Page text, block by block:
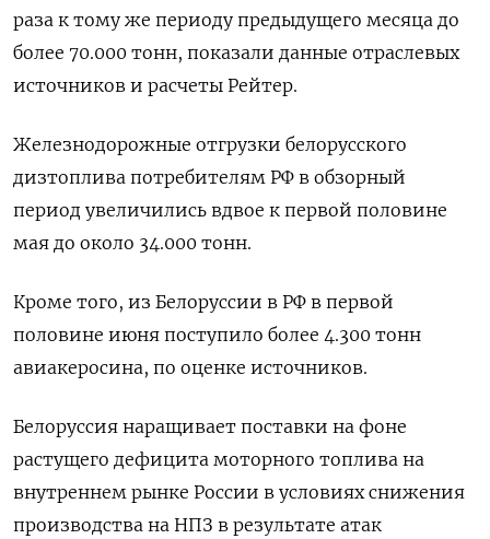
раза к тому же периоду предыдущего месяца до
более 70.000 ​тонн, показали данные отраслевых ​
источников и ​расчеты Рейтер.
Железнодорожные ⁠отгрузки белорусского
дизтоплива потребителям РФ в ‌обзорный
период увеличились вдвое ‌к первой половине
мая до около 34.000 тонн.
Кроме того, из ​Белоруссии в РФ в первой
половине ‌июня поступило более 4.300 тонн
авиакеросина, по оценке ​источников.
Белоруссия наращивает поставки на фоне
растущего дефицита моторного ‌топлива на
внутреннем рынке России в условиях снижения
производства на НПЗ в результате атак